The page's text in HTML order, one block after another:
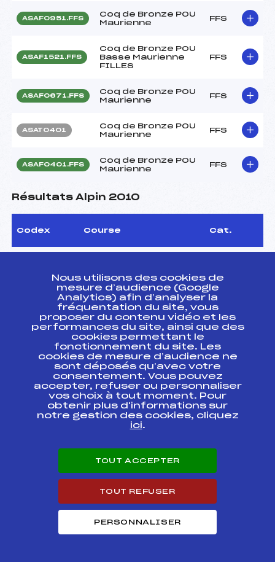
ASAF0951.FFS
Coq de Bronze POU
Maurienne
FFS
ASAF1521.FFS
Coq de Bronze POU
Basse Maurienne
FILLES
FFS
ASAF0671.FFS
Coq de Bronze POU
Maurienne
FFS
ASAT0401
Coq de Bronze POU
Maurienne
FFS
ASAF0401.FFS
Coq de Bronze POU
Maurienne
FFS
Résultats Alpin 2010
Codex Course Cat.
ASAT1471
Micro Pouss Maurienne
+ Hte Maurienne Finale
FFS
AAPF8889
XXIVème MILLE PATTES
2001 Filles
FFS
ASAT1201 KARAMEL CUP FFS
ASAT1141
Micro Pouss Basse
Maurienne
FFS
Micro Pouss Basse
Résultats Alpin 2009
Course Cat.
Nous utilisons des cookies de
mesure d’audience (Google
Analytics) afin d’analyser la
fréquentation du site, vous
proposer du contenu vidéo et les
performances du site, ainsi que des
cookies permettant le
fonctionnement du site. Les
cookies de mesure d’audience ne
sont déposés qu’avec votre
consentement. Vous pouvez
accepter, refuser ou personnaliser
vos choix à tout moment. Pour
obtenir plus d'informations sur
notre gestion des cookies, cliquez
ici.
TOUT ACCEPTER
TOUT REFUSER
PERSONNALISER